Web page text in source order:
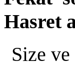
Hasret
Size